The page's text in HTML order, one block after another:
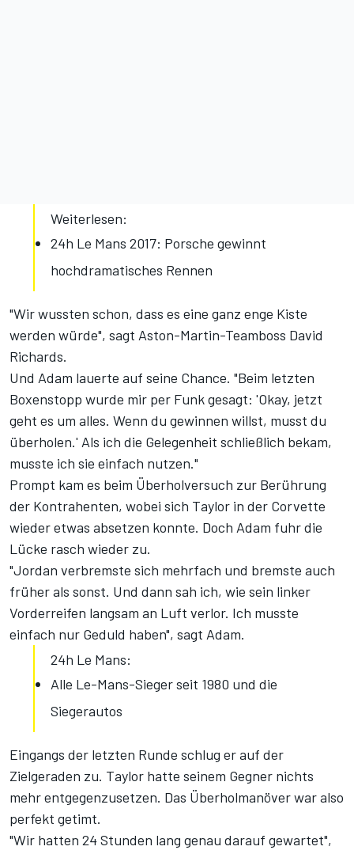
Weiterlesen:
24h Le Mans 2017: Porsche gewinnt
hochdramatisches Rennen
"Wir wussten schon, dass es eine ganz enge Kiste
werden würde", sagt Aston-Martin-Teamboss David
Richards.
Und Adam lauerte auf seine Chance. "Beim letzten
Boxenstopp wurde mir per Funk gesagt: 'Okay, jetzt
geht es um alles. Wenn du gewinnen willst, musst du
überholen.' Als ich die Gelegenheit schließlich bekam,
musste ich sie einfach nutzen."
Prompt kam es beim Überholversuch zur Berührung
der Kontrahenten, wobei sich Taylor in der Corvette
wieder etwas absetzen konnte. Doch Adam fuhr die
Lücke rasch wieder zu.
"Jordan verbremste sich mehrfach und bremste auch
früher als sonst. Und dann sah ich, wie sein linker
Vorderreifen langsam an Luft verlor. Ich musste
einfach nur Geduld haben", sagt Adam.
24h Le Mans:
Alle Le-Mans-Sieger seit 1980 und die
Siegerautos
Eingangs der letzten Runde schlug er auf der
Zielgeraden zu. Taylor hatte seinem Gegner nichts
mehr entgegenzusetzen. Das Überholmanöver war also
perfekt getimt.
"Wir hatten 24 Stunden lang genau darauf gewartet",